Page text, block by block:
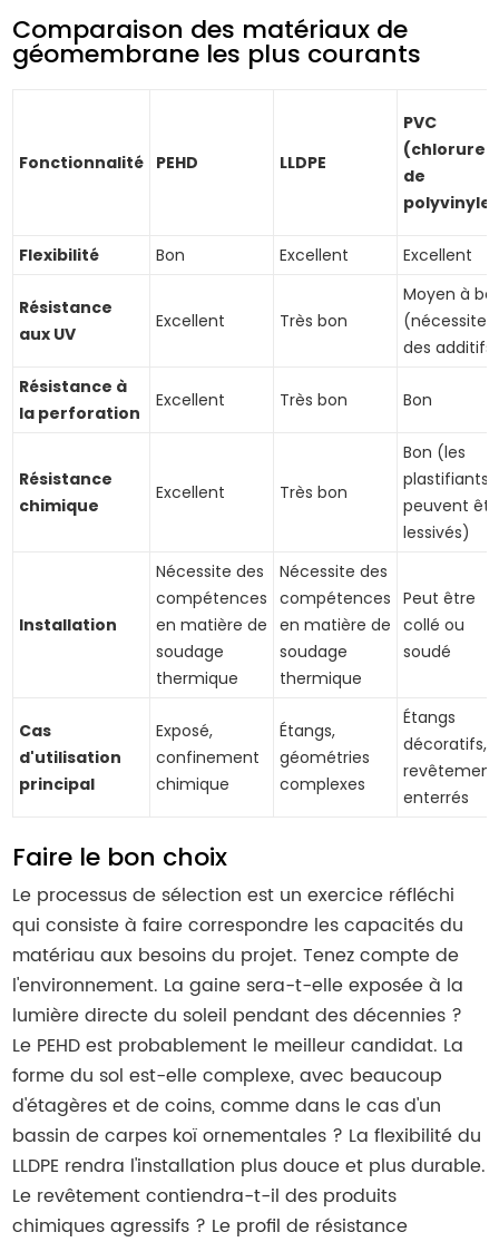
Comparaison des matériaux de
géomembrane les plus courants
Fonctionnalité PEHD LLDPE
PVC
(chlorure
de
polyvinyle)
Flexibilité Bon Excellent Excellent
Résistance
aux UV
Excellent Très bon
Moyen à
(nécessite
des
Résistance à
la perforation
Excellent Très bon Bon
Résistance
chimique
Excellent Très bon
Bon (les
plastifiants
peuvent
lessivés)
Installation
Nécessite des
compétences
en matière de
soudage
thermique
Nécessite des
compétences
en matière de
soudage
thermique
Peut être
collé ou
soudé
Cas
d'utilisation
principal
Exposé,
confinement
chimique
Étangs,
géométries
complexes
Étangs
décoratifs,
enterrés
Faire le bon choix
Le processus de sélection est un exercice réfléchi
qui consiste à faire correspondre les capacités du
matériau aux besoins du projet. Tenez compte de
l'environnement. La gaine sera-t-elle exposée à la
lumière directe du soleil pendant des décennies ?
Le PEHD est probablement le meilleur candidat. La
forme du sol est-elle complexe, avec beaucoup
d'étagères et de coins, comme dans le cas d'un
bassin de carpes koï ornementales ? La flexibilité du
LLDPE rendra l'installation plus douce et plus durable.
Le revêtement contiendra-t-il des produits
chimiques agressifs ? Le profil de résistance